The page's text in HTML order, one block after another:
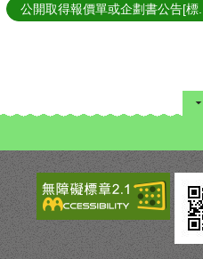
公開取得報價單或企劃書公告[標...